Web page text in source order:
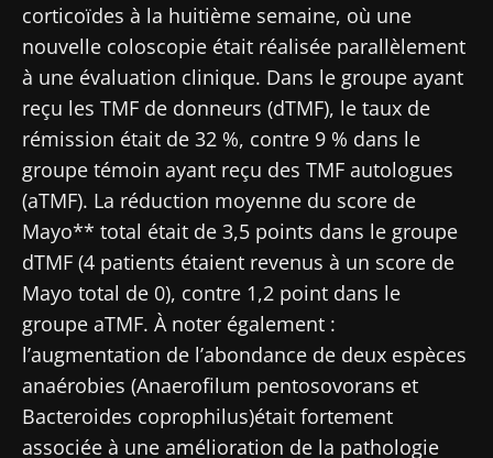
corticoïdes à la huitième semaine, où une
nouvelle coloscopie était réalisée parallèlement
à une évaluation clinique. Dans le groupe ayant
reçu les TMF de donneurs (dTMF), le taux de
rémission était de 32 %, contre 9 % dans le
groupe témoin ayant reçu des TMF autologues
(aTMF). La réduction moyenne du score de
Mayo** total était de 3,5 points dans le groupe
dTMF (4 patients étaient revenus à un score de
Mayo total de 0), contre 1,2 point dans le
groupe aTMF. À noter également :
l’augmentation de l’abondance de deux espèces
anaérobies (Anaerofilum pentosovorans et
Bacteroides coprophilus)était fortement
associée à une amélioration de la pathologie
Ne partez pas si vite !
Rejoignez la communauté Microbiota des
professionnels de santé et des chercheurs et
recevez le "Microbiota Digest" et le "HCP